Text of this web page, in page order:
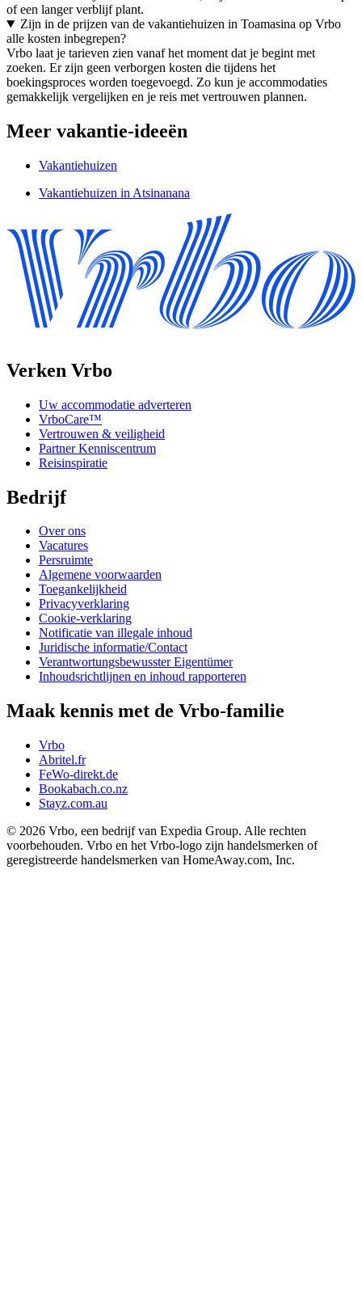
of een langer verblijf plant.
Zijn in de prijzen van de vakantiehuizen in Toamasina op Vrbo
alle kosten inbegrepen?
Vrbo laat je tarieven zien vanaf het moment dat je begint met
zoeken. Er zijn geen verborgen kosten die tijdens het
boekingsproces worden toegevoegd. Zo kun je accommodaties
gemakkelijk vergelijken en je reis met vertrouwen plannen.
Meer vakantie-ideeën
Vakantiehuizen
Vakantiehuizen in Atsinanana
Verken Vrbo
Uw accommodatie adverteren
VrboCare™
Vertrouwen & veiligheid
Partner Kenniscentrum
Reisinspiratie
Bedrijf
Over ons
Vacatures
Persruimte
Algemene voorwaarden
Toegankelijkheid
Privacyverklaring
Cookie-verklaring
Notificatie van illegale inhoud
Juridische informatie/Contact
Verantwortungsbewusster Eigentümer
Inhoudsrichtlijnen en inhoud rapporteren
Maak kennis met de Vrbo-familie
Vrbo
Abritel.fr
FeWo-direkt.de
Bookabach.co.nz
Stayz.com.au
© 2026 Vrbo, een bedrijf van Expedia Group. Alle rechten
voorbehouden. Vrbo en het Vrbo-logo zijn handelsmerken of
geregistreerde handelsmerken van HomeAway.com, Inc.